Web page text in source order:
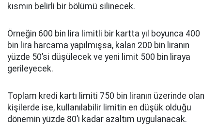
kısmın belirli bir bölümü silinecek.
Örneğin 600 bin lira limitli bir kartta yıl boyunca 400
bin lira harcama yapılmışsa, kalan 200 bin liranın
yüzde 50’si düşülecek ve yeni limit 500 bin liraya
gerileyecek.
Toplam kredi kartı limiti 750 bin liranın üzerinde olan
kişilerde ise, kullanılabilir limitin en düşük olduğu
dönemin yüzde 80’i kadar azaltım uygulanacak.